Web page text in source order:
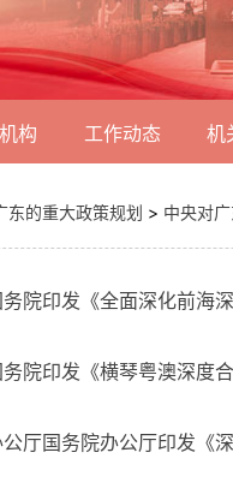
构 工作动态 机
东的重大政策规划 > 中央对
院印发《全面深化前海
院印发《横琴粤澳深度
厅国务院办公厅印发《